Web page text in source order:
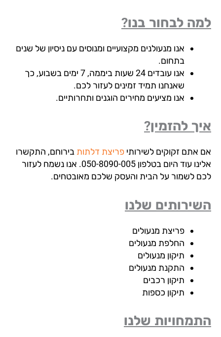
לבחור בנו?
אנו מנעולנים מקצועיים ומנוסים עם ניסיון של שנים
בתחום.
אנו עובדים 24 שעות ביממה, 7 ימים בשבוע, כך
שאנחנו תמיד זמינים לעזור לכם.
אנו מציעים מחירים הוגנים ותחרותיים.
להזמין?
אתם זקוקים לשירותיפריצת דלתותבירוחם, התקשרו
אלינו עוד היום בטלפון 050-8090-005. אנו נשמח לעזור
לשמור על הבית והעסק שלכם מאובטחים.
שלנו
פריצת מנעולים
החלפת מנעולים
תיקון מנעולים
התקנת מנעולים
תיקון רכבים
תיקון כספות
שלנו